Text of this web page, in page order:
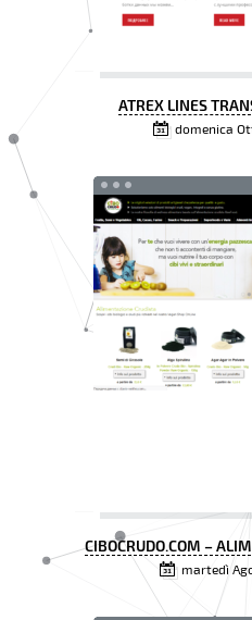
ATREX LINES
domenica
CIBOCRUDO.COM –
martedì